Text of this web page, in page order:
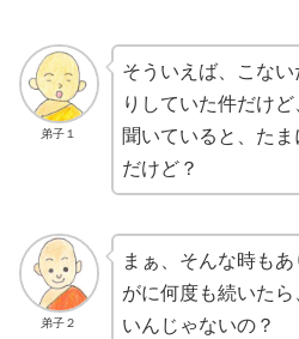
弟子１
そういえば、こな
りしていた件だけ
聞いていると、た
だけど？
弟子２
まぁ、そんな時も
がに何度も続いた
いんじゃないの？